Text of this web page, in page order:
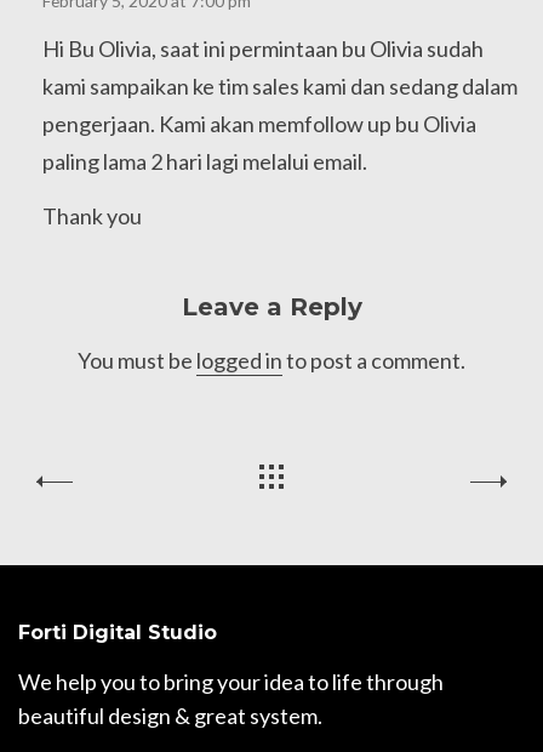
a
sHi Bu Olivia, saat ini permintaan bu Olivia sudah
kami sampaikan ke tim sales kami dan sedang dalam
pengerjaan. Kami akan memfollow up bu Olivia
paling lama 2 hari lagi melalui email.
Thank you
Leave a Reply
You must be logged into post a comment.
Forti Digital Studio
We help you to bring your idea to life through
beautiful design & great system.